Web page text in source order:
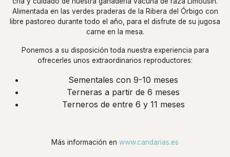
Alimentada en las verdes praderas de la Ribera del Órbigo con
libre pastoreo durante todo el año, para el disfrute de su jugosa
carne en la mesa.
Ponemos a su disposición toda nuestra experiencia para
ofrecerles unos extraordinarios reproductores:
Sementales con 9-10 meses
Terneras a partir de 6 meses
Terneros de entre 6 y 11 meses
Más información en www.candarias.es